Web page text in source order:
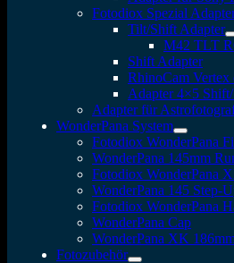
Fotodiox Spezial
Tilt/Shift Adapter
M42 TLT
Shift Adapter
RhinoCam Vertex
Adapter 4×5
Adapter für
WonderPana System
Fotodiox WonderPana
WonderPana 145mm
Fotodiox WonderPana
WonderPana 145 Step-
Fotodiox WonderPana
WonderPana Cap
WonderPana XK
Fotozubehör